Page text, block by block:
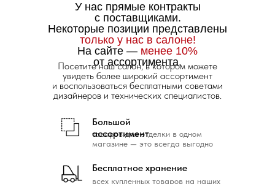
всех купленных товаров на наших
Бесплатное хранение
товаров для отделки в одном
магазине — это всегда выгодно
Большой
ассортимент
У нас прямые контракты
с поставщиками.
Некоторые позиции представлены
только у нас в салоне!
На сайте — менее 10%
от ассортимента.
Посетите наш салон, в котором можете
увидеть более широкий ассортимент
и воспользоваться бесплатными советами
дизайнеров и технических специалистов.